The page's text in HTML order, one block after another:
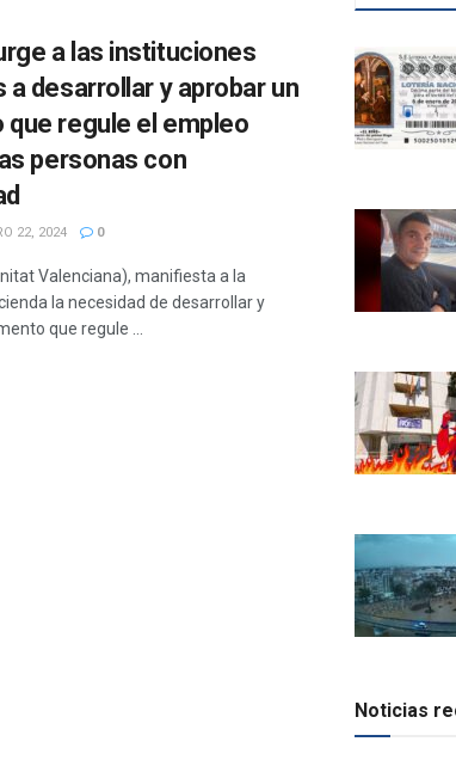
a las instituciones
a desarrollar y aprobar un
regule el empleo
personas con
22, 2024 0
Valenciana), manifiesta a la
la necesidad de desarrollar y
que regule ...
Noticias